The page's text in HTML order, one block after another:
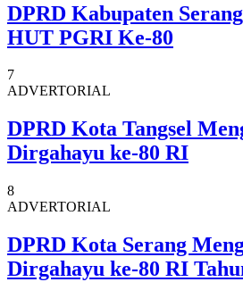
DPRD Kabupaten
HUT PGRI Ke-80
7
ADVERTORIAL
DPRD Kota Tangsel
Dirgahayu ke-80 RI
8
ADVERTORIAL
DPRD Kota Serang
Dirgahayu ke-80 RI